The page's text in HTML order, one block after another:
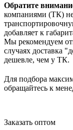
Обратите
компаниями (ТК)
добавляет к
Мы рекомендуем
случаях доставка
дешевле, чем у ТК.
Для подбора
обращайтесь к
Заказать оптом